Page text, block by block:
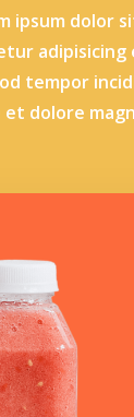
ipsum dolor
adipisicing
tempor
et dolore